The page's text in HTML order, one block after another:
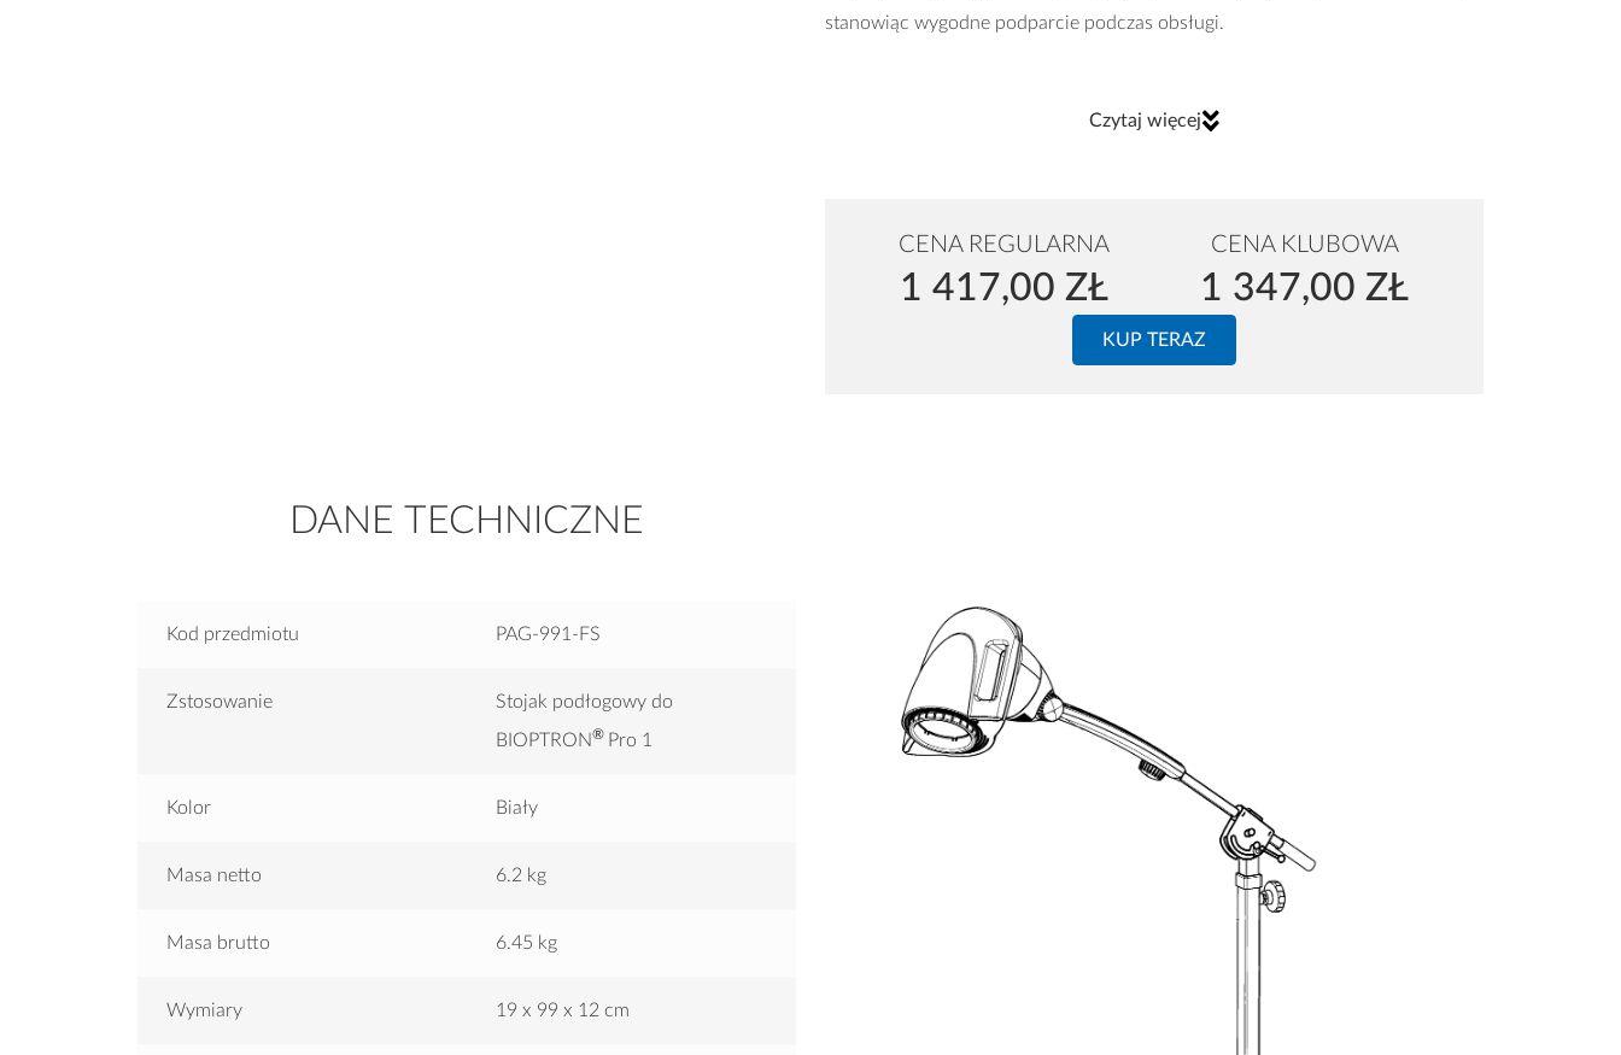
stanowiąc wygodne podparcie podczas obsługi.
Czytaj więcej
CENA REGULARNA
1 417,00 ZŁ
CENA KLUBOWA
1 347,00 ZŁ
KUP TERAZ
DANE TECHNICZNE
Kod przedmiotu PAG-991-FS
Zstosowanie
Stojak podłogowy do
BIOPTRON® Pro 1
Kolor Biały
Masa netto 6.2 kg
Masa brutto 6.45 kg
Wymiary 19 x 99 x 12 cm